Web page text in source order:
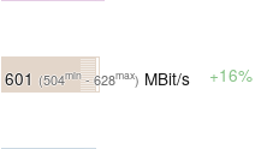
601 (504min- 628max) MBit/s +16%